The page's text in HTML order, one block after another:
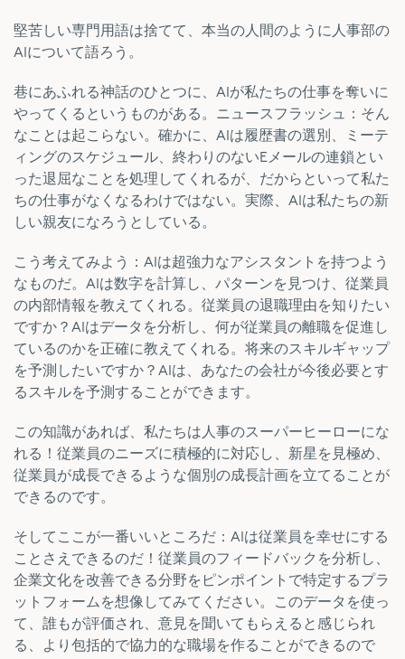
堅苦しい専門用語は捨てて、本当の人間のように人事部の
AIについて語ろう。
巷にあふれる神話のひとつに、AIが私たちの仕事を奪いに
やってくるというものがある。ニュースフラッシュ：そん
なことは起こらない。確かに、AIは履歴書の選別、ミーテ
ィングのスケジュール、終わりのないEメールの連鎖とい
った退屈なことを処理してくれるが、だからといって私た
ちの仕事がなくなるわけではない。実際、AIは私たちの新
しい親友になろうとしている。
こう考えてみよう：AIは超強力なアシスタントを持つよう
なものだ。AIは数字を計算し、パターンを見つけ、従業員
の内部情報を教えてくれる。従業員の退職理由を知りたい
ですか？AIはデータを分析し、何が従業員の離職を促進し
ているのかを正確に教えてくれる。将来のスキルギャップ
を予測したいですか？AIは、あなたの会社が今後必要とす
るスキルを予測することができます。
この知識があれば、私たちは人事のスーパーヒーローにな
れる！従業員のニーズに積極的に対応し、新星を見極め、
従業員が成長できるような個別の成長計画を立てることが
できるのです。
そしてここが一番いいところだ：AIは従業員を幸せにする
ことさえできるのだ！従業員のフィードバックを分析し、
企業文化を改善できる分野をピンポイントで特定するプラ
ットフォームを想像してみてください。このデータを使っ
て、誰もが評価され、意見を聞いてもらえると感じられ
る、より包括的で協力的な職場を作ることができるので